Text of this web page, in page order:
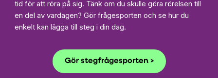
tid för att röra på sig. Tänk om du skulle göra rörelsen till
en del av vardagen? Gör frågesporten och se hur du
enkelt kan lägga till steg i din dag.
Gör stegfrågesporten >